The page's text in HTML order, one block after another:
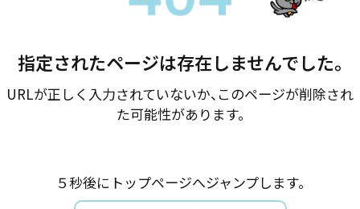
指定されたページは存在しませんでした。
URLが正しく入力されていないか、このページが削除され
た可能性があります。
５秒後にトップページへジャンプします。